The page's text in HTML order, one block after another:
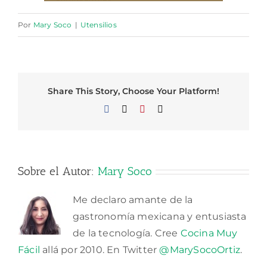
Por Mary Soco | Utensilios
Share This Story, Choose Your Platform!
Facebook Pinterest
Sobre el Autor: Mary Soco
Me declaro amante de la
gastronomía mexicana y entusiasta
de la tecnología. Cree Cocina Muy
Fácil allá por 2010. En Twitter@MarySocoOrtiz.